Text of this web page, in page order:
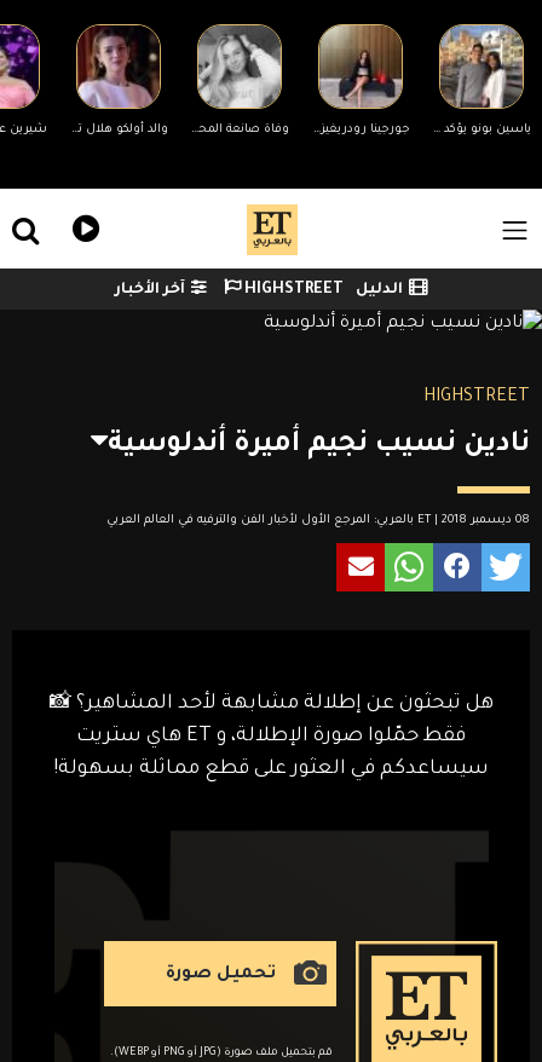
ياسين بونو يؤكد انفصاله عن زوجته لأول مرة وينهي الجدل جورجينا رودريغيز ترد على منتقدي جسمها وفاة صانعة المحتوى الأمريكية سيدني تاول عن عمر 26 عامًا والد أولكو هلال تشيفتشي يتهم زميلها هاكان شيلبي بإقامة علاقة مع قاصر ويتقدم ببلاغ رسمي
Menu
Watch menu الدليل HIGHSTREET آخر الأخبار
HIGHSTREET
نادين نسيب نجيم أميرة أندلوسية
08 ديسمبر 2018 | ET بالعربي: المرجع الأول لأخبار الفن والترفيه في العالم العربي
هل تبحثون عن إطلالة مشابهة لأحد المشاهير؟ 📸
فقط حمّلوا صورة الإطلالة، و ET هاي ستريت
سيساعدكم في العثور على قطع مماثلة بسهولة!
تحميل صورة
قم بتحميل ملف صورة (JPG أو PNG أو WEBP).